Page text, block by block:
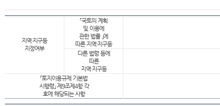
지역·지구등
지정여부
「국토의 계획
및 이용에
관한 법률 」에
따른 지역·지구등
다른 법령 등에
따른
지역·지구등
「토지이용규제 기본법
시행령」 제9조제4항 각
호에 해당되는 사항